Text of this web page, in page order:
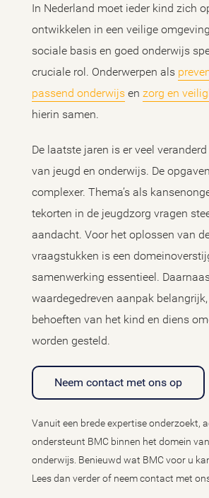
In Nederland moet ieder kind zich
ontwikkelen in een veilige
sociale basis en goed onderwijs
cruciale rol. Onderwerpen als
passend onderwijs en zorg en
hierin samen.
De laatste jaren is er veel
van jeugd en onderwijs. De
complexer. Thema’s als
tekorten in de jeugdzorg vragen
aandacht. Voor het oplossen van
vraagstukken is een
samenwerking essentieel.
waardegedreven aanpak
behoeften van het kind en diens
worden gesteld.
Neem contact met ons op
Vanuit een brede expertise onderzoekt,
ondersteunt BMC binnen het domein
onderwijs. Benieuwd wat BMC voor u
Lees dan verder of neem contact met